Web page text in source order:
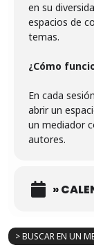
> BUSCAR EN UN
en su
espacios de
temas.
¿Cómo
En cada
abrir un
un mediador
autores.
»